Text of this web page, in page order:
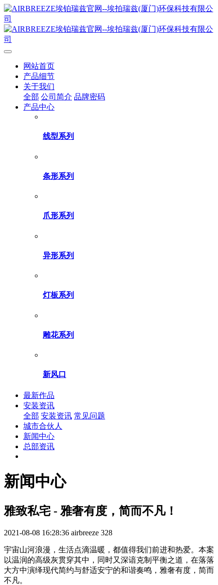
网站首页
产品细节
关于我们
全部 公司简介 品牌密码
产品中心
线型系列
条形系列
爪形系列
异形系列
灯板系列
雕花系列
新风口
最新作品
安装资讯
全部 安装资讯 常见问题
城市合伙人
新闻中心
总部资讯
新闻中心
雅致私宅 - 雅奢有度，简而不凡！
2021-08-08 16:28:36 airbreeze 328
宇宙山河浪漫，生活点滴温暖，都值得我们前进和热爱。本案
以温润的高级灰贯穿其中，同时又深谙克制平衡之道，在落落
大方中演绎现代简约与舒适安宁的和谐奏鸣，雅奢有度，简而
不凡。